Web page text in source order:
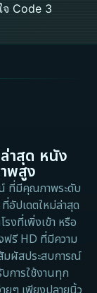
Code 3
าสุด หนัง
พสูง
ที่มีคุณภาพระดับ
อัปเดตใหม่ล่าสุด
งที่เพิ่งเข้า หรือ
ฟรี HD ที่มีความ
มผัสประสบการณ์
การใช้งานทุก